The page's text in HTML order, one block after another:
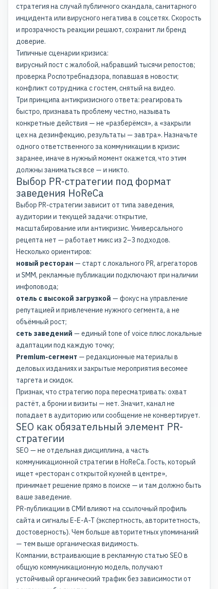
стратегия на случай публичного скандала, санитарного
инцидента или вирусного негатива в соцсетях. Скорость
и прозрачность реакции решают, сохранит ли бренд
доверие.
Типичные сценарии кризиса:
вирусный пост с жалобой, набравший тысячи репостов;
проверка Роспотребнадзора, попавшая в новости;
конфликт сотрудника с гостем, снятый на видео.
Три принципа антикризисного ответа: реагировать
быстро, признавать проблему честно, называть
конкретные действия — не «разберёмся», а «закрыли
цех на дезинфекцию, результаты — завтра». Назначьте
одного ответственного за коммуникации в кризис
заранее, иначе в нужный момент окажется, что этим
должны заниматься все — и никто.
Выбор PR-стратегии под формат
заведения HoReCa
Выбор PR-стратегии зависит от типа заведения,
аудитории и текущей задачи: открытие,
масштабирование или антикризис. Универсального
рецепта нет — работает микс из 2–3 подходов.
Несколько ориентиров:
новый ресторан — старт с локального PR, агрегаторов
и SMM, рекламные публикации подключают при наличии
инфоповода;
отель с высокой загрузкой — фокус на управление
репутацией и привлечение нужного сегмента, а не
объёмный рост;
сеть заведений — единый tone of voice плюс локальные
адаптации под каждую точку;
Premium-сегмент — редакционные материалы в
деловых изданиях и закрытые мероприятия весомее
таргета и скидок.
Признак, что стратегию пора пересматривать: охват
растёт, а брони и визиты — нет. Значит, канал не
попадает в аудиторию или сообщение не конвертирует.
SEO как обязательный элемент PR-
стратегии
SEO — не отдельная дисциплина, а часть
коммуникационной стратегии в HoReCa. Гость, который
ищет «ресторан с открытой кухней в центре»,
принимает решение прямо в поиске — и там должно быть
ваше заведение.
PR-публикации в СМИ влияют на ссылочный профиль
сайта и сигналы E-E-A-T (экспертность, авторитетность,
достоверность). Чем больше авторитетных упоминаний
— тем выше органическая видимость.
Компании, встраивающие в рекламную статью SEO в
общую коммуникационную модель, получают
устойчивый органический трафик без зависимости от